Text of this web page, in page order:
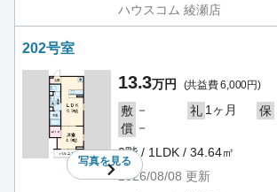
ハウスコム 綾瀬店
202号室
写真を見る
13.3万円 (共益費 6,000円)
敷 － 礼 1ヶ月 保
償 －
2階 / 1LDK / 34.64㎡
2026/08/08 更新